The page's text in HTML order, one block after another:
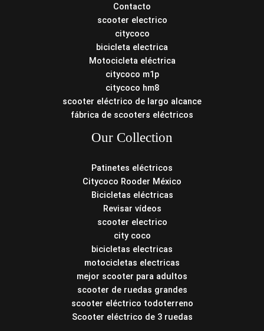
Contacto
scooter electrico
citycoco
bicicleta electrica
Motocicleta eléctrica
citycoco m1p
citycoco hm8
scooter eléctrico de largo alcance
fábrica de scooters eléctricos
Our Collection
Patinetes eléctricos
Citycoco Rooder México
Bicicletas eléctricas
Revisar vídeos
scooter electrico
city coco
bicicletas electricas
motocicletas electricas
mejor scooter para adultos
scooter de ruedas grandes
scooter eléctrico todoterreno
Scooter eléctrico de 3 ruedas